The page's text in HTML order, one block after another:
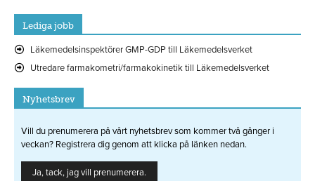
Lediga jobb
Läkemedelsinspektörer GMP-GDP till Läkemedelsverket
Utredare farmakometri/farmakokinetik till Läkemedelsverket
Nyhetsbrev
Vill du prenumerera på vårt nyhetsbrev som kommer två gånger i
veckan? Registrera dig genom att klicka på länken nedan.
Ja, tack, jag vill prenumerera.